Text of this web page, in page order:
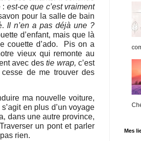
: est-ce que c’est vraiment
pour la salle de bain
Il n’en a pas déjà une ?
d’enfant, mais que là
couette d’ado.
Pis on a
vieux qui remonte au
avec destie wrap,c’est
de me trouver des
ma nouvelle voiture,
Il s’agit en plus d’un voyage
dans une autre province,
Traverser un pont et parler
rien.
Mes